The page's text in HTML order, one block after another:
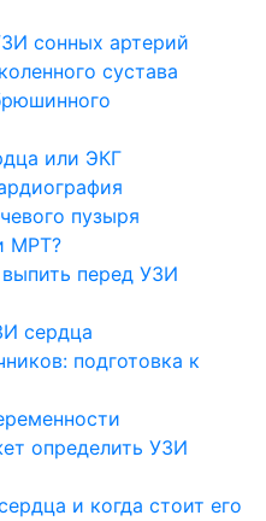
сонных артерий
сустава
или ЭКГ
пузыря
МРТ?
перед УЗИ
сердца
подготовка к
определить УЗИ
и когда стоит его